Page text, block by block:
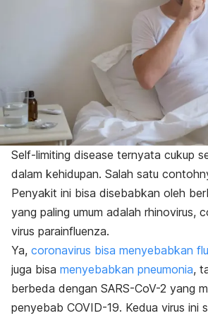
Self-limiting disease ternyata cukup
dalam kehidupan. Salah satu
Penyakit ini bisa disebabkan oleh
yang paling umum adalah rhinovirus,
virus parainfluenza.
Ya, coronavirus bisa menyebabkan flu
juga bisa menyebabkan pneumonia,
berbeda dengan SARS-CoV-2 yang
penyebab COVID-19. Kedua virus ini